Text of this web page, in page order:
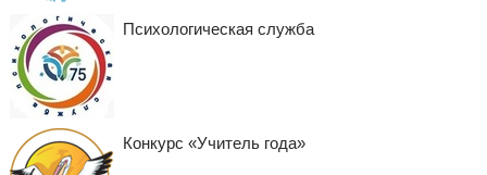
Психологическая служба
Конкурс «Учитель года»